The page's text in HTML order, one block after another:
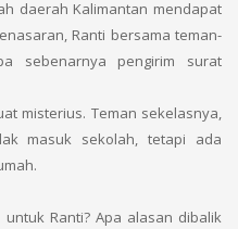
daerah Kalimantan mendapat
Ranti bersama teman-
sebenarnya pengirim surat
misterius. Teman sekelasnya,
masuk sekolah, tetapi ada
Ranti? Apa alasan dibalik